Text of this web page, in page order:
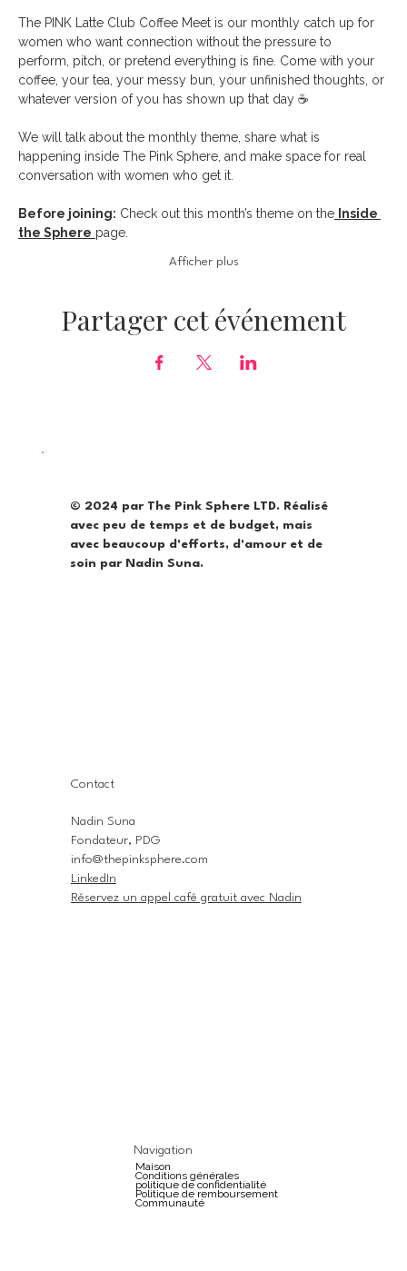
The PINK Latte Club Coffee Meet is our monthly catch up for
women who want connection without the pressure to
perform, pitch, or pretend everything is fine. Come with your
coffee, your tea, your messy bun, your unfinished thoughts, or
whatever version of you has shown up that day ☕️
We will talk about the monthly theme, share what is
happening inside The Pink Sphere, and make space for real
conversation with women who get it.
Before joining: Check out this month’s theme on the Inside
the Sphere page.
Afficher plus
Partager cet événement
© 2024 par The Pink Sphere LTD. Réalisé
avec peu de temps et de budget, mais
avec beaucoup d'efforts, d'amour et de
soin par Nadin Suna.
Contact
Nadin Suna
Fondateur, PDG
info@thepinksphere.com
LinkedIn
Réservez un appel café gratuit avec Nadin
Navigation
Maison
Conditions générales
politique de confidentialité
Politique de remboursement
Communauté